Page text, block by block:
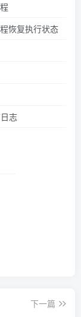
恢复执行状态
志
下一篇